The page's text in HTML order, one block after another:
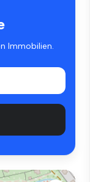
Immobilien.